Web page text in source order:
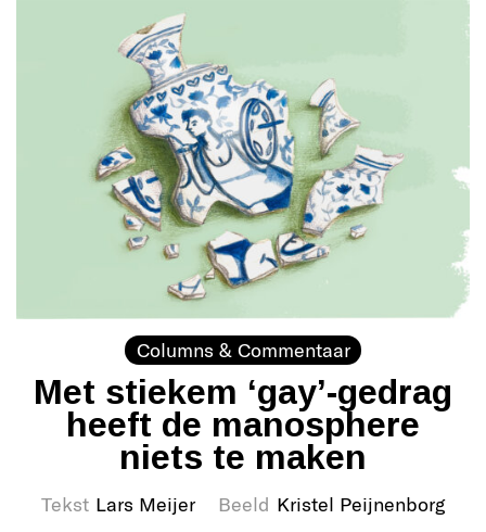
Columns & Commentaar
Met stiekem ‘gay’-gedrag
heeft de manosphere
niets te maken
Tekst Lars Meijer Beeld Kristel Peijnenborg